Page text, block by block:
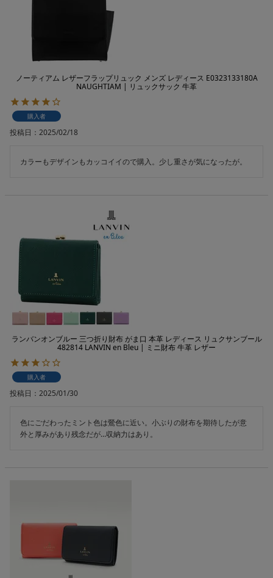
ノーティアム レザーフラップリュック メンズ レディース E0323133180A
NAUGHTIAM | リュックサック 牛革
購入者
投稿日 2025/02/18
カラーもデザインもカッコイイので購入。少し重さが気になったが。
ランバンオンブルー 三つ折り財布 がま口 本革 レディース リュクサンブール
482814 LANVIN en Bleu | ミニ財布 牛革 レザー
購入者
投稿日 2025/01/30
色にごだわったミント色は鶯色に近い。小ぶりの財布を期待したが意
外と厚みがあり残念だが…収納力はあり。